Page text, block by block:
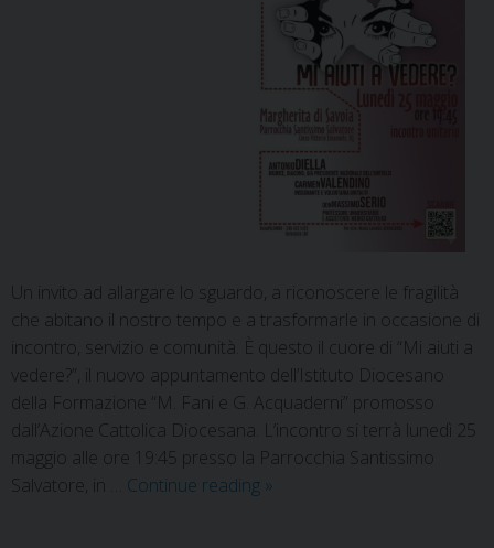
Un invito ad allargare lo sguardo, a riconoscere le fragilità
che abitano il nostro tempo e a trasformarle in occasione di
incontro, servizio e comunità. È questo il cuore di “Mi aiuti a
vedere?”, il nuovo appuntamento dell’Istituto Diocesano
della Formazione “M. Fani e G. Acquaderni” promosso
dall’Azione Cattolica Diocesana. L’incontro si terrà lunedì 25
maggio alle ore 19:45 presso la Parrocchia Santissimo
Salvatore, in … Continue reading »